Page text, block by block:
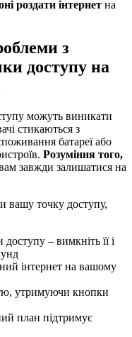
роздати інтернет на
з
доступу на
можуть виникати
стикаються з
батареї або
Розуміння того,
завжди залишатися на
вашу точку доступу,
– вимкніть її і
інтернет на вашому
утримуючи кнопки
план підтримує